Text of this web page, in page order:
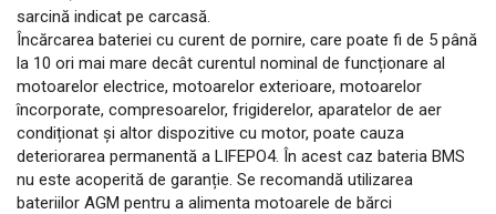
sarcină indicat pe carcasă.
Încărcarea bateriei cu curent de pornire, care poate fi de 5 până
la 10 ori mai mare decât curentul nominal de funcționare al
motoarelor electrice, motoarelor exterioare, motoarelor
încorporate, compresoarelor, frigiderelor, aparatelor de aer
condiționat și altor dispozitive cu motor, poate cauza
deteriorarea permanentă a LIFEPO4. În acest caz bateria BMS
nu este acoperită de garanție. Se recomandă utilizarea
bateriilor AGM pentru a alimenta motoarele de bărci